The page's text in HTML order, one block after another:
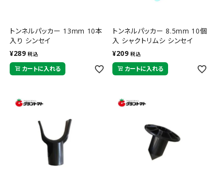
トンネルパッカー 13mm 10本
入り シンセイ
¥289 税込
カートに入れる
トンネルパッカー 8.5mm 10個
入 シャクトリムシ シンセイ
¥209 税込
カートに入れる